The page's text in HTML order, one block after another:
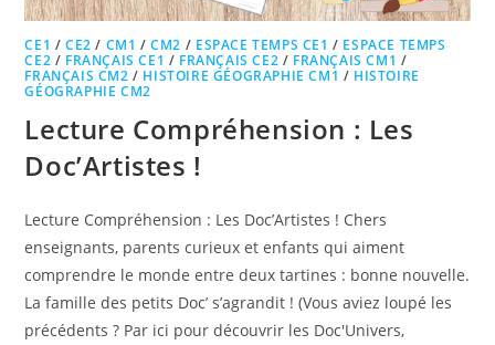
CE1 /CE2 / CM1 /CM2 / ESPACE TEMPS CE1 / ESPACE TEMPS
CE2 / FRANÇAIS CE1 / FRANÇAIS CE2 / FRANÇAIS CM1 /
FRANÇAIS CM2 / HISTOIRE GÉOGRAPHIE CM1 / HISTOIRE
GÉOGRAPHIE CM2
Lecture Compréhension : Les
Doc’Artistes !
Lecture Compréhension : Les Doc’Artistes ! Chers
enseignants, parents curieux et enfants qui aiment
comprendre le monde entre deux tartines : bonne nouvelle.
La famille des petits Doc’ s’agrandit ! (Vous aviez loupé les
précédents ? Par ici pour découvrir les Doc'Univers,